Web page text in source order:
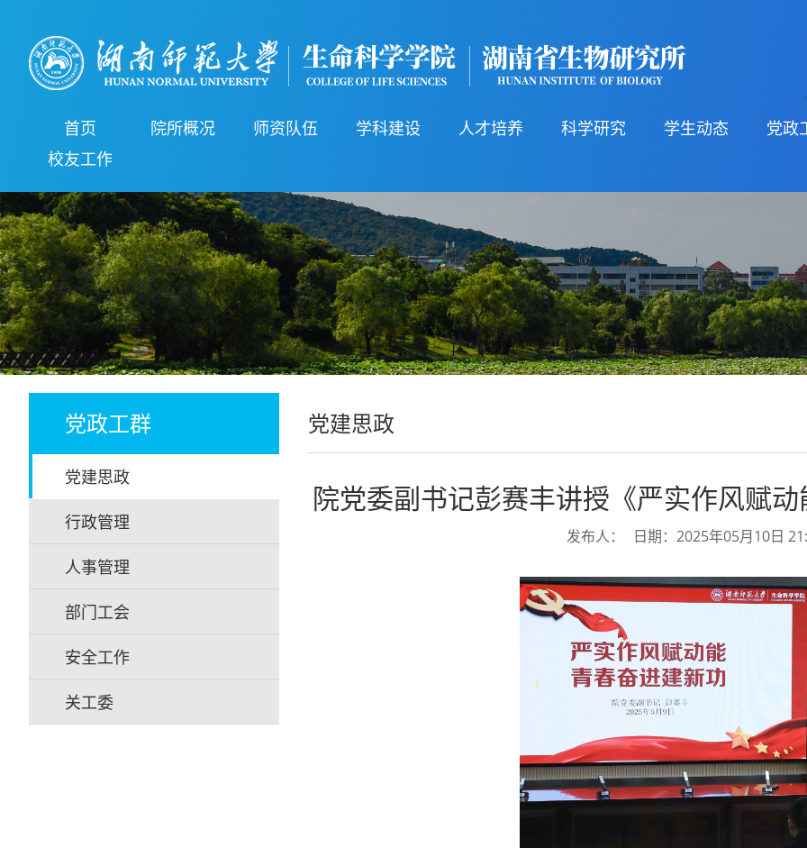
首页 院所概况 师资队伍 学科建设 人才培养 科学研究 学生动态
党政
校友工作
党政工群
党建思政
行政管理
人事管理
部门工会
安全工作
关工委
党建思政
院党委副书记彭赛丰讲授《严实作风赋
发布人： 日期：2025年05月10日